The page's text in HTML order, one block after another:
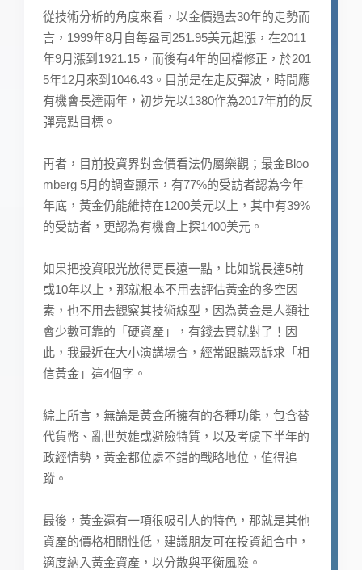
從技術分析的角度來看，以金價過去30年的走勢而
言，1999年8月自每盎司251.95美元起漲，在2011
年9月漲到1921.15，而後有4年的回檔修正，於201
5年12月來到1046.43。目前是在走反彈波，時間應
有機會長達兩年，初步先以1380作為2017年前的反
彈亮點目標。
再者，目前投資界對金價看法仍屬樂觀；最金Bloo
mberg 5月的調查顯示，有77%的受訪者認為今年
年底，黃金仍能維持在1200美元以上，其中有39%
的受訪者，更認為有機會上探1400美元。
如果把投資眼光放得更長遠一點，比如說長達5前
或10年以上，那就根本不用去評估黃金的多空因
素，也不用去觀察其技術線型，因為黃金是人類社
會少數可靠的「硬資產」，有錢去買就對了！因
此，我最近在大小演講場合，經常跟聽眾訴求「相
信黃金」這4個字。
綜上所言，無論是黃金所擁有的各種功能，包含替
代貨幣、亂世英雄或避險特質，以及考慮下半年的
政經情勢，黃金都位處不錯的戰略地位，值得追
蹤。
最後，黃金還有一項很吸引人的特色，那就是其他
資產的價格相關性低，建議朋友可在投資組合中，
適度納入黃金資產，以分散與平衡風險。